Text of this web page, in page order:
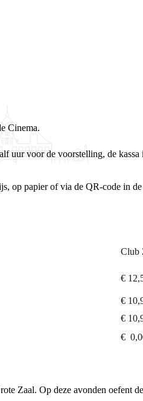
Cinema.
uur voor de voorstelling, de
op papier of via de QR-code in
Club
€
€
€
€
Zaal. Op deze avonden oefent